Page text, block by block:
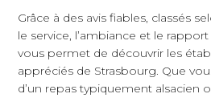
Grâce à des avis fiables, classés
le service, l’ambiance et le
vous permet de découvrir les
appréciés de Strasbourg. Que
d’un repas typiquement alsacien